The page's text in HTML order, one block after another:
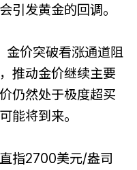
引发黄金的回调。
金价突破看涨通道阻
推动金价继续主要
仍然处于极度超买
能将到来。
指2700美元/盎司